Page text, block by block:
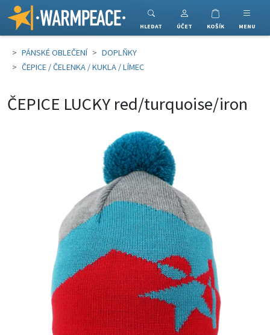
Warmpeace
HLEDAT ÚČET KOŠÍK MENU
PÁNSKÉ OBLEČENÍ
DOPLŇKY
ČEPICE / ČELENKA / KUKLA / LÍMEC
ČEPICE LUCKY red/turquoise/iron